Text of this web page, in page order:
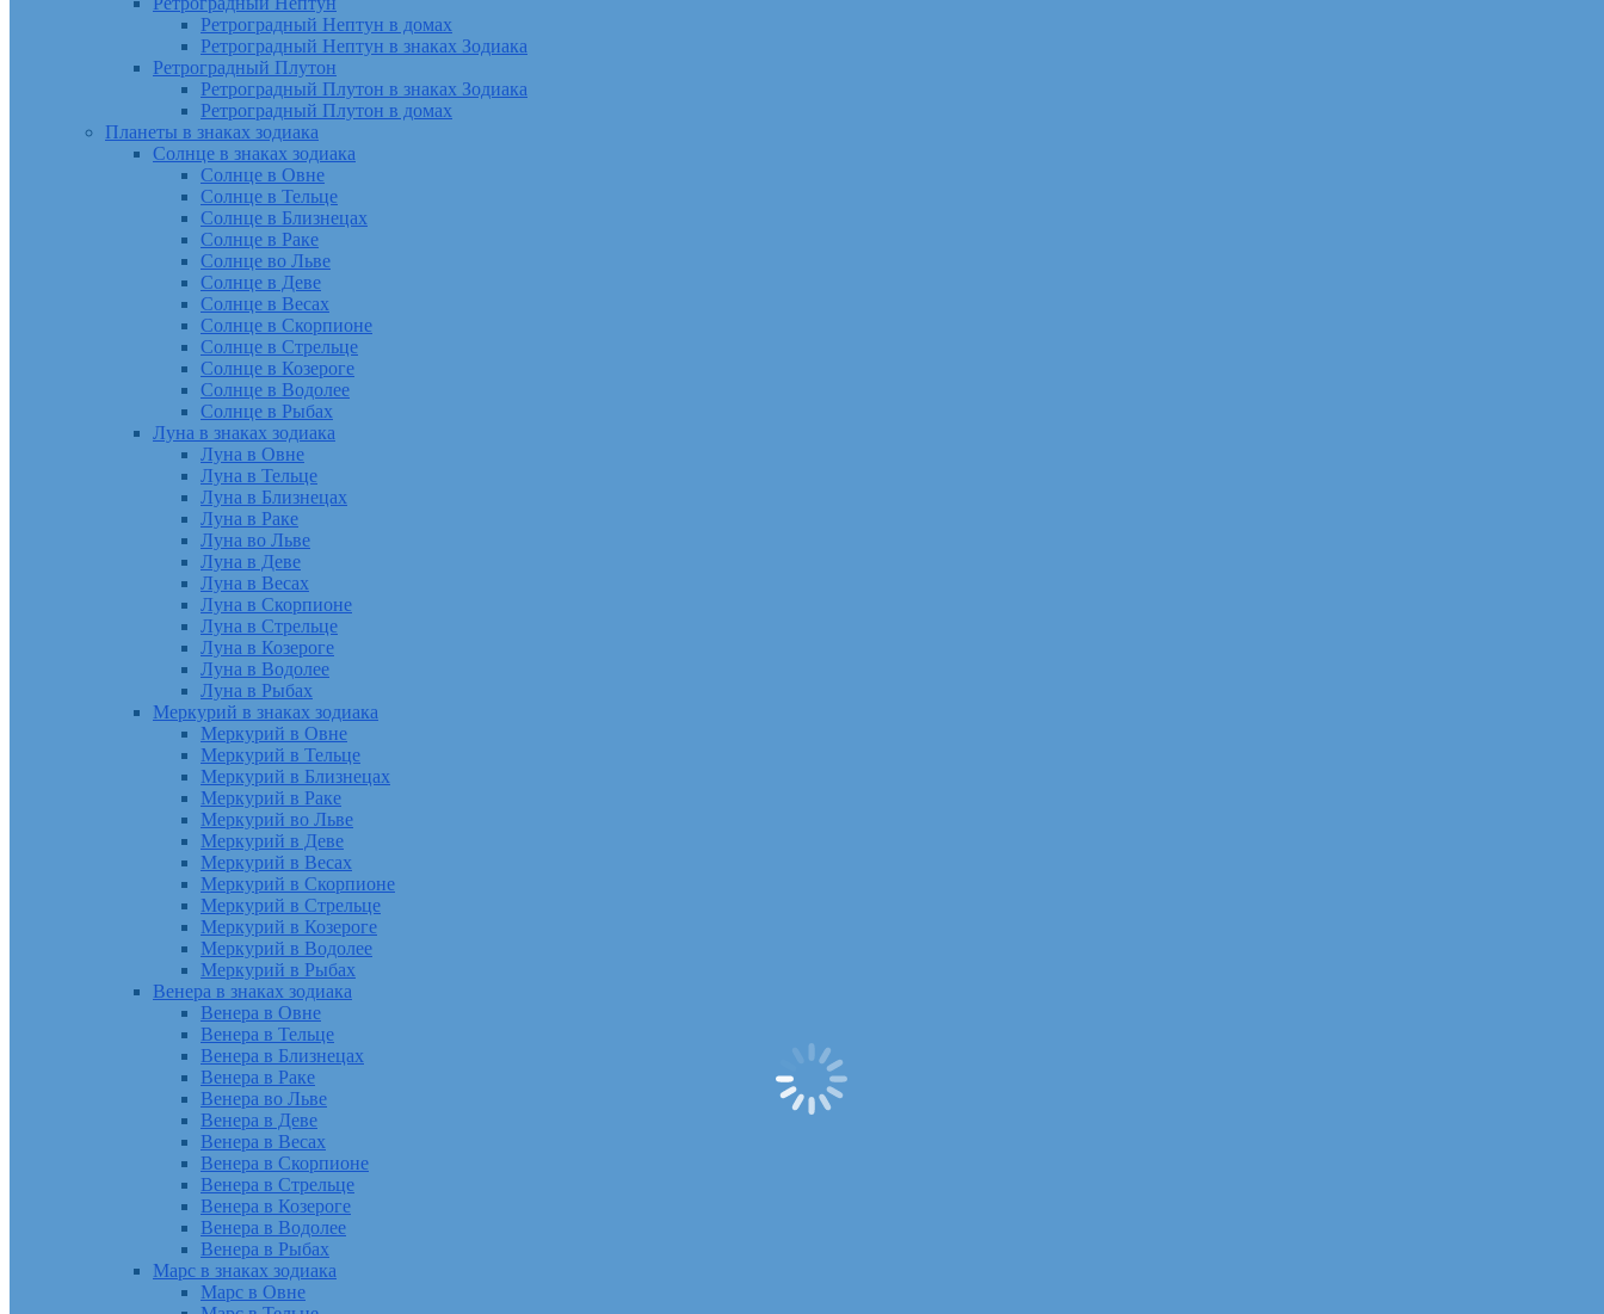
Ретроградный Нептун в домах
Ретроградный Нептун в знаках Зодиака
Ретроградный Плутон
Ретроградный Плутон в знаках Зодиака
Ретроградный Плутон в домах
Планеты в знаках зодиака
Солнце в знаках зодиака
Солнце в Овне
Солнце в Тельце
Солнце в Близнецах
Солнце в Раке
Солнце во Льве
Солнце в Деве
Солнце в Весах
Солнце в Скорпионе
Солнце в Стрельце
Солнце в Козероге
Солнце в Водолее
Солнце в Рыбах
Луна в знаках зодиака
Луна в Овне
Луна в Тельце
Луна в Близнецах
Луна в Раке
Луна во Льве
Луна в Деве
Луна в Весах
Луна в Скорпионе
Луна в Стрельце
Луна в Козероге
Луна в Водолее
Луна в Рыбах
Меркурий в знаках зодиака
Меркурий в Овне
Меркурий в Тельце
Меркурий в Близнецах
Меркурий в Раке
Меркурий во Льве
Меркурий в Деве
Меркурий в Весах
Меркурий в Скорпионе
Меркурий в Стрельце
Меркурий в Козероге
Меркурий в Водолее
Меркурий в Рыбах
Венера в знаках зодиака
Венера в Овне
Венера в Тельце
Венера в Близнецах
Венера в Раке
Венера во Льве
Венера в Деве
Венера в Весах
Венера в Скорпионе
Венера в Стрельце
Венера в Козероге
Венера в Водолее
Венера в Рыбах
Марс в знаках зодиака
Марс в Овне